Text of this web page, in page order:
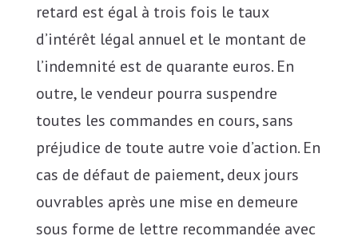
retard est égal à trois fois le taux
d’intérêt légal annuel et le montant de
l’indemnité est de quarante euros. En
outre, le vendeur pourra suspendre
toutes les commandes en cours, sans
préjudice de toute autre voie d’action. En
cas de défaut de paiement, deux jours
ouvrables après une mise en demeure
sous forme de lettre recommandée avec